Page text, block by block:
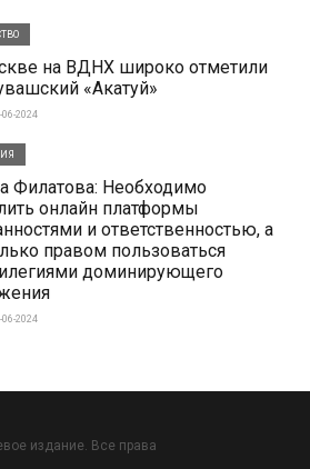
на ВДНХ широко отметили
«Акатуй»
06-2024
Филатова: Необходимо
онлайн платформы
и ответственностью, а
правом пользоваться
доминирующего
06-2024
издание. Все права